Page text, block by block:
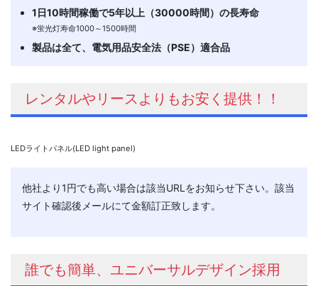
1日10時間稼働で5年以上（30000時間）の長寿命
※蛍光灯寿命1000～1500時間
製品は全て、電気用品安全法（PSE）適合品
レンタルやリースよりもお安く提供！！
LEDライトパネル(LED light panel)
他社より1円でも高い場合は該当URLをお知らせ下さい。該当
サイト確認後メールにて金額訂正致します。
誰でも簡単、ユニバーサルデザイン採用